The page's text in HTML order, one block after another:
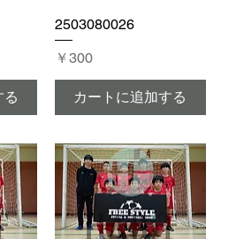
る
2503080026
価格
￥300
カートに追加する